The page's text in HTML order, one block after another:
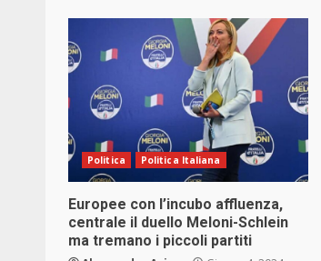
Politica Politica Italiana
Europee con l’incubo affluenza,
centrale il duello Meloni-Schlein
ma tremano i piccoli partiti